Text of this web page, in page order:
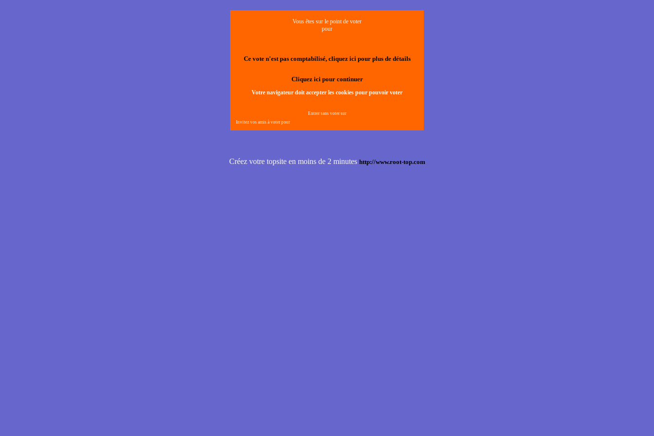
Vous êtes sur le point de voter
pour
Ce vote n'est pas comptabilisé, cliquez ici pour plus de détails
Cliquez ici pour continuer
Votre navigateur doit accepter les cookies pour pouvoir voter
Entrer sans voter sur
Invitez vos amis à voter pour
Créez votre topsite en moins de 2 minutes http://www.root-top.com